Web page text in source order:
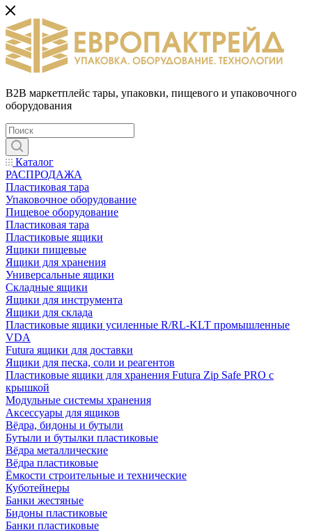
B2B маркетплейс тары, упаковки, пищевого и упаковочного
оборудования
Каталог
РАСПРОДАЖА
Пластиковая тара
Упаковочное оборудование
Пищевое оборудование
Пластиковая тара
Пластиковые ящики
Ящики пищевые
Ящики для хранения
Универсальные ящики
Складные ящики
Ящики для инструмента
Ящики для склада
Пластиковые ящики усиленные R/RL-KLT промышленные
VDA
Futura ящики для доставки
Ящики для песка, соли и реагентов
Пластиковые ящики для хранения Futura Zip Safe PRO с
крышкой
Модульные системы хранения
Аксессуары для ящиков
Вёдра, бидоны и бутыли
Бутыли и бутылки пластиковые
Вёдра металлические
Вёдра пластиковые
Ёмкости строительные и технические
Куботейнеры
Банки жестяные
Бидоны пластиковые
Банки пластиковые